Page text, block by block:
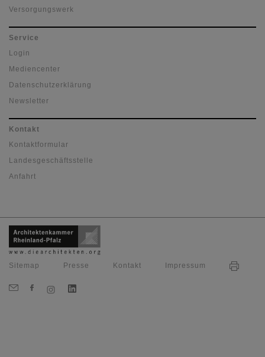
Versorgungswerk
Service
Login
Mediencenter
Datenschutzerklärung
Newsletter
Kontakt
Kontaktformular
Landesgeschäftsstelle
Anfahrt
Sitemap Presse Kontakt Impressum